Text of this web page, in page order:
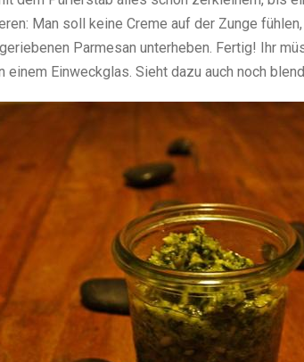
Man soll keine Creme auf der Zunge
Parmesan unterheben. Fertig! Ihr
einem Einweckglas. Sieht dazu auch noch